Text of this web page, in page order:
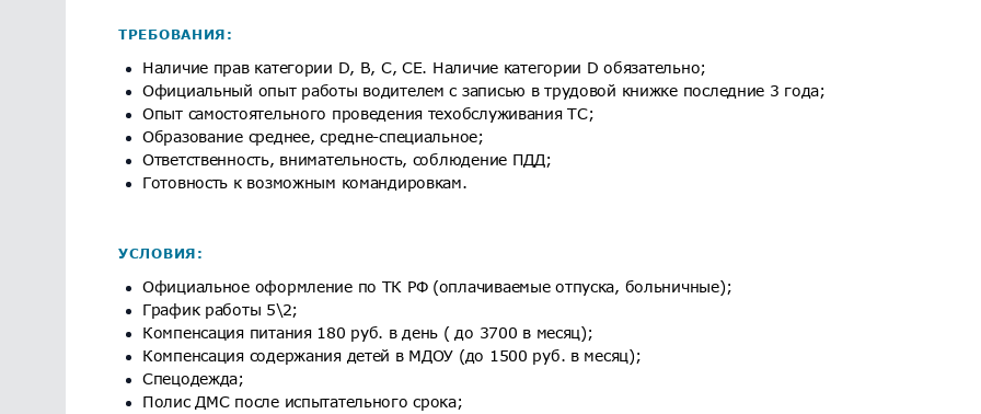
ТРЕБОВАНИЯ:
Наличие прав категории D, В, С, СЕ. Наличие категории D обязательно;
Официальный опыт работы водителем с записью в трудовой книжке последние 3 года;
Опыт самостоятельного проведения техобслуживания ТС;
Образование среднее, средне-специальное;
Ответственность, внимательность, соблюдение ПДД;
Готовность к возможным командировкам.
УСЛОВИЯ:
Официальное оформление по ТК РФ (оплачиваемые отпуска, больничные);
График работы 5\2;
Компенсация питания 180 руб. в день ( до 3700 в месяц);
Компенсация содержания детей в МДОУ (до 1500 руб. в месяц);
Спецодежда;
Полис ДМС после испытательного срока;